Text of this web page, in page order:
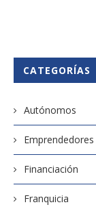
CATEGORÍAS
Autónomos
Emprendedores
Financiación
Franquicia